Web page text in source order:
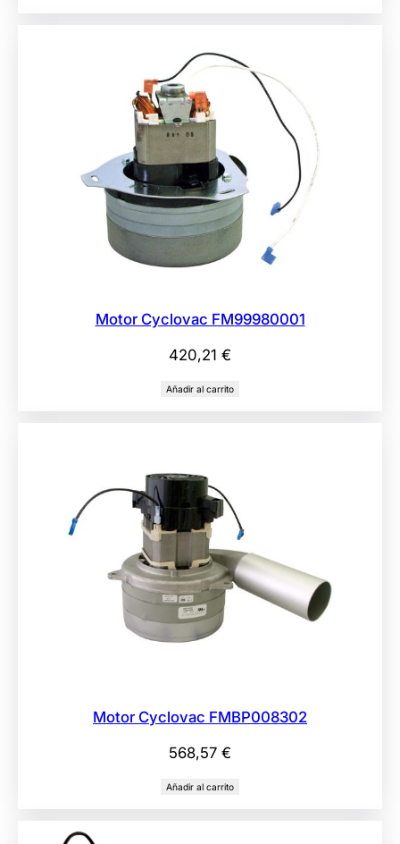
Motor Cyclovac FM99980001
420,21 €
Añadir al carrito
Motor Cyclovac FMBP008302
568,57 €
Añadir al carrito